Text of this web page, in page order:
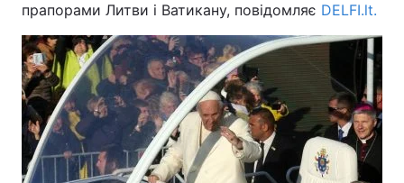
прапорами Литви і Ватикану, повідомляє DELFI.lt.